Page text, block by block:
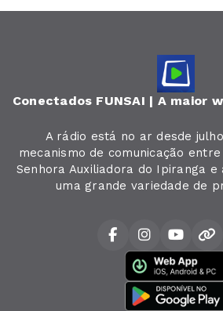
Conectados FUNSAI | A maior
A rádio está no ar desde julho
mecanismo de comunicação
Senhora Auxiliadora do Ipiranga e
uma grande variedade de